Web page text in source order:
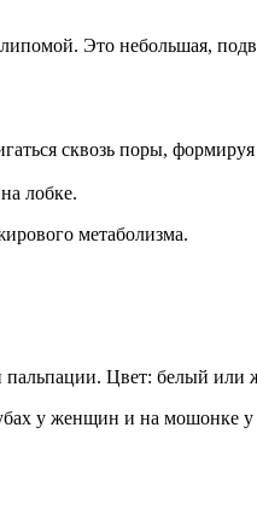
липомой. Это небольшая,
сквозь поры,
лобке.
метаболизма.
пальпации. Цвет: белый или
у женщин и на